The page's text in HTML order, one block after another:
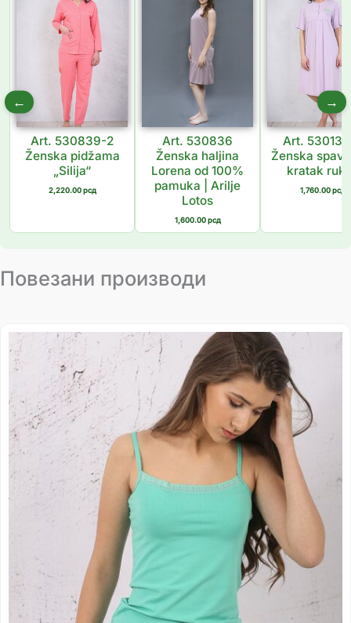
←
Art. 530839-2
Ženska pidžama
„Silija“
2,220.00рсд
Art. 530836
Ženska haljina
Lorena od 100%
pamuka | Arilje
Lotos
1,600.00рсд
Art.
Ženska
kratak
1,760.00рсд
→
Повезани производи